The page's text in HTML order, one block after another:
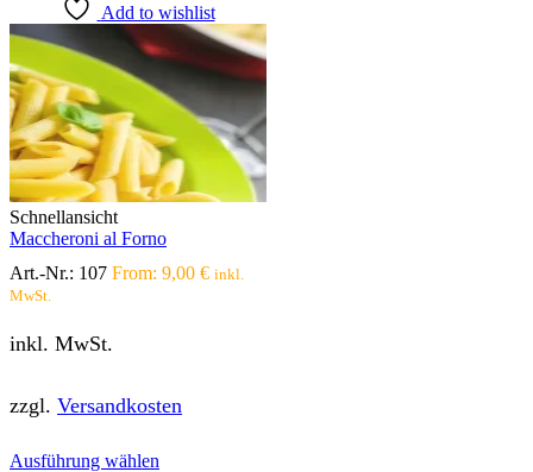
weist
mehrere
Varianten
auf.
Die
Optionen
können
auf
der
Produktseite
werden
Add to wishlist
Schnellansicht
Maccheroni al Forno
Art.-Nr.: 107 From: 9,00 € inkl.
MwSt.
inkl. MwSt.
zzgl. Versandkosten
Ausführung wählen